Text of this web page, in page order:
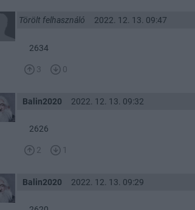
Törölt felhasználó 2022. 12. 13. 09:47
2634
3 0
Balin2020 2022. 12. 13. 09:32
2626
2 1
Balin2020 2022. 12. 13. 09:29